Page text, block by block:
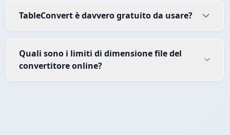
TableConvert è davvero gratuito da usare?
Quali sono i limiti di dimensione file del
convertitore online?